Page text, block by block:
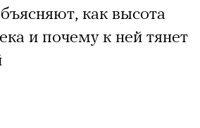
как высота
и почему к ней тянет